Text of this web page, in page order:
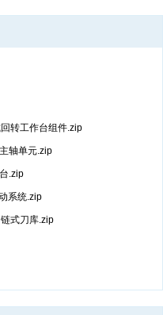
转工作台组件.zip
轴单元.zip
.zip
系统.zip
式刀库.zip